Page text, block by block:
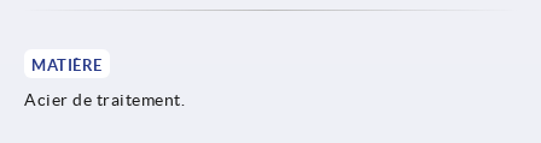
MATIÈRE
Acier de traitement.